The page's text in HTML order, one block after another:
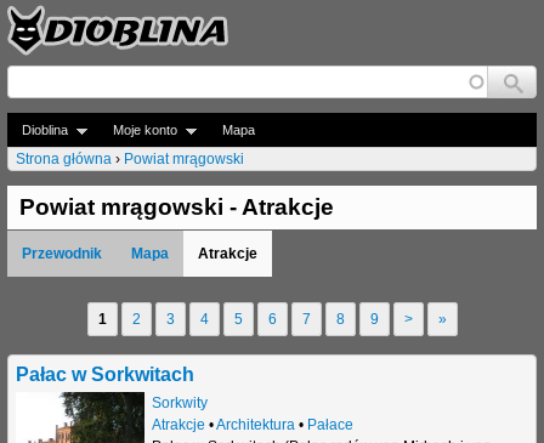
Jump to navigation
Dioblina Moje konto Mapa
J
e
s
ś
Strona główna › Powiat mrągowski
Powiat mrągowski - Atrakcje
Przewodnik Mapa Atrakcje
t
1 2 3 4 5 6 7 8 9 > »
Pałac w Sorkwitach
Sorkwity
Atrakcje •Architektura • Pałace